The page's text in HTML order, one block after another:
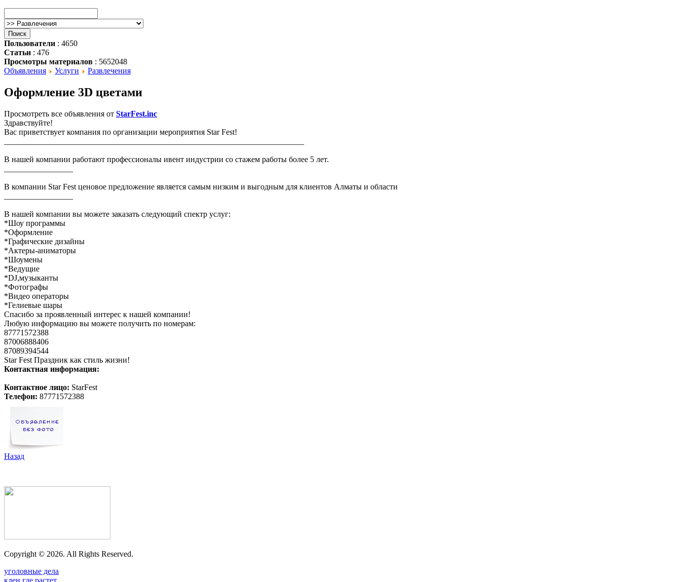
Пользователи : 4650
Статьи : 476
Просмотры материалов : 5652048
Объявления
Услуги Развлечения
Оформление 3D цветами
Просмотреть все объявления от StarFest.inc
Здравствуйте!
Вас приветствует компания по организации мероприятия Star Fest!
В нашей компании работают профессионалы ивент индустрии со стажем работы более 5 лет.
В компании Star Fest ценовое предложение является самым низким и выгодным для клиентов Алматы и области
В нашей компании вы можете заказать следующий спектр услуг:
*Шоу программы
*Оформление
*Графические дизайны
*Актеры-аниматоры
*Шоумены
*Ведущие
*DJ,музыканты
*Фотографы
*Видео операторы
*Гелиевые шары
Спасибо за проявленный интерес к нашей компании!
Любую информацию вы можете получить по номерам:
87771572388
87006888406
87089394544
Star Fest Праздник как стиль жизни!
Контактная информация:
Контактное лицо: StarFest
Телефон: 87771572388
Назад
Copyright © 2026. All Rights Reserved.
уголовные дела
клен где растет